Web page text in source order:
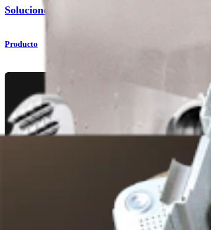
Soluciones de injerto óseo AlloSync™
Producto